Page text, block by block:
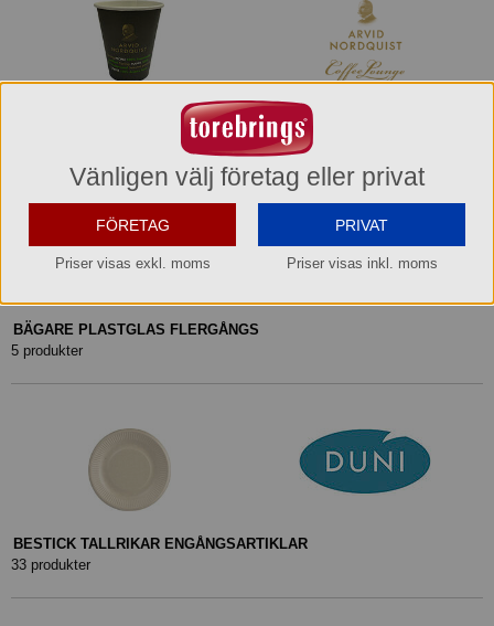
BÄGARE KAFFEKOPPAR LOCK ENGÅNGS
BÄGARE PLASTGLAS FLERGÅNGS
5 produkter
BESTICK TALLRIKAR ENGÅNGSARTIKLAR
33 produkter
Vänligen välj företag eller privat
FÖRETAG
Priser visas exkl. moms
PRIVAT
Priser visas inkl. moms